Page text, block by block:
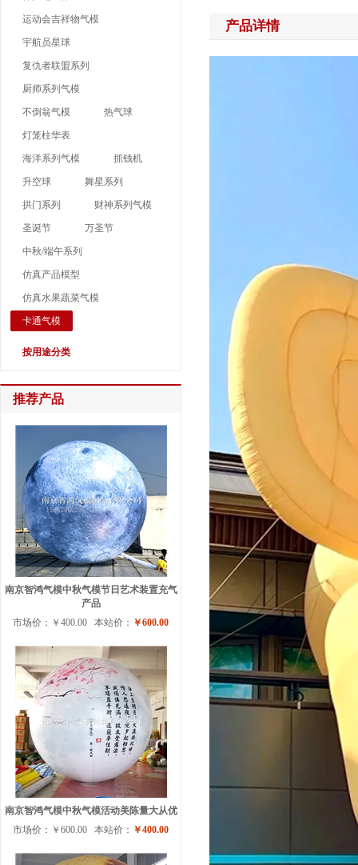
运动会吉祥物气模
宇航员星球
复仇者联盟系列
厨师系列气模
不倒翁气模 热气球
灯笼柱华表
海洋系列气模 抓钱机
升空球 舞星系列
拱门系列 财神系列气模
圣诞节 万圣节
中秋/端午系列
仿真产品模型
仿真水果蔬菜气模
卡通气模
按用途分类
推荐产品
南京智鸿气模中秋气模节日艺术装置充气
产品
市场价：￥400.00 本站价： ￥600.00
南京智鸿气模中秋气模活动美陈量大从优
市场价：￥600.00 本站价： ￥400.00
产品详情